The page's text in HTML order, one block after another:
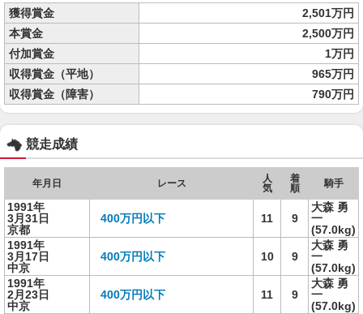
獲得賞金
2,501万円
本賞金
2,500万円
付加賞金
1万円
収得賞金（平地）
965万円
収得賞金（障害）
790万円
競走成績
年月日 レース
人
気
着
順
騎手
1991年
3月31日
京都
400万円以下 11 9
大森 勇
一
(57.0kg)
1991年
3月17日
中京
400万円以下 10 9
大森 勇
一
(57.0kg)
1991年
2月23日
中京
400万円以下 11 9
大森 勇
一
(57.0kg)